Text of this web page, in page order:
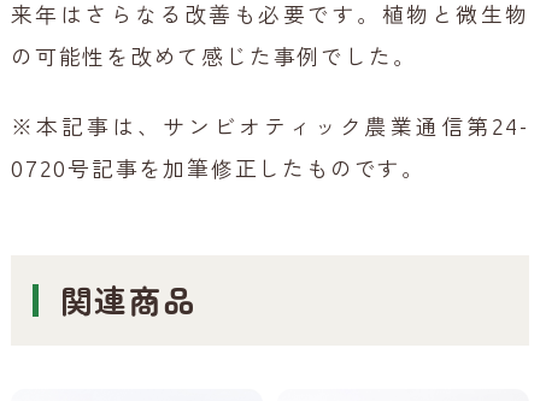
来年はさらなる改善も必要です。植物と微生物
の可能性を改めて感じた事例でした。
※本記事は、サンビオティック農業通信第24-
0720号記事を加筆修正したものです。
関連商品